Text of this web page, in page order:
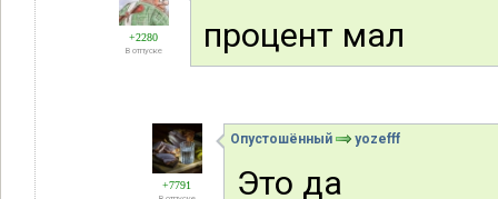
+2280
В отпуске процент мал
+7791
Опустошённый yozefff
Это да